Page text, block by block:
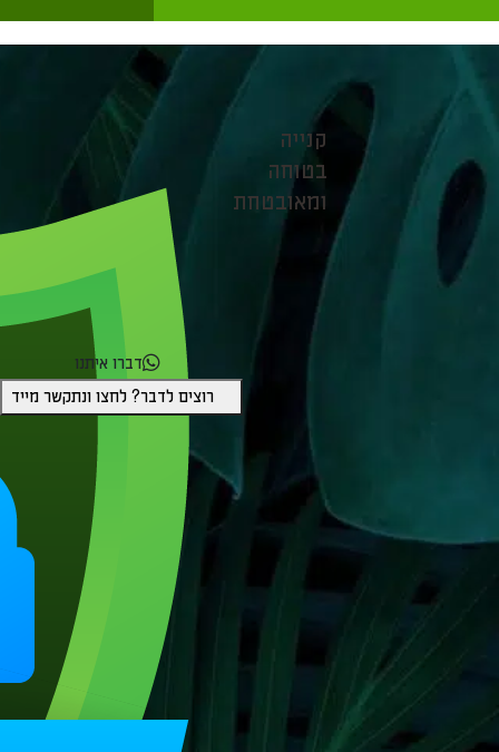
קנייה
בטוחה
ומאובטחת
דברו איתנו
רוצים לדבר? לחצו ונתקשר מייד